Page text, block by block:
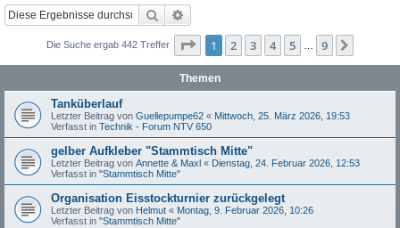
Suche
Die Suche ergab 442 Treffer Seite 1von
1 2 3 4 5 … 9
Themen
Tanküberlauf
Letzter Beitrag von Guellepumpe62 « Mittwoch, 25. März 2026, 19:53
Verfasst in Technik - Forum NTV 650
gelber Aufkleber "Stammtisch Mitte"
Letzter Beitrag von Annette & Maxl « Dienstag, 24. Februar 2026, 12:53
Verfasst in "Stammtisch Mitte"
Organisation Eisstockturnier zurückgelegt
Letzter Beitrag von Helmut « Montag, 9. Februar 2026, 10:26
Verfasst in "Stammtisch Mitte"